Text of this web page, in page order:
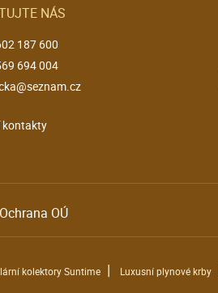
NÁS
187 600
694 004
kontakty
Ochrana OÚ
kolektory Suntime | Luxusní plynové krby